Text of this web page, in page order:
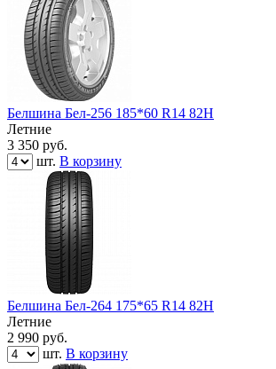
Белшина Бел-256 185*60 R14 82Н
Летние
3 350 руб.
шт. В корзину
Белшина Бел-264 175*65 R14 82Н
Летние
2 990 руб.
шт. В корзину